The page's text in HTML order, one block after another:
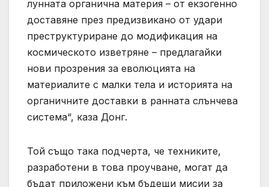
лунната органична материя – от екзогенно
доставяне през предизвикано от удари
преструктуриране до модификация на
космическото изветряне – предлагайки
нови прозрения за еволюцията на
материалите с малки тела и историята на
органичните доставки в ранната слънчева
система“, каза Донг.
Той също така подчерта, че техниките,
разработени в това проучване, могат да
бъдат приложени към бъдещи мисии за